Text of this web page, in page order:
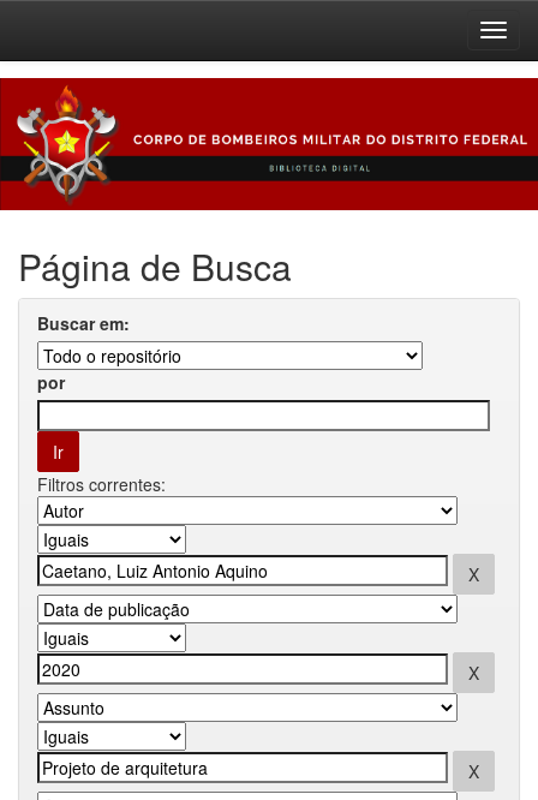
navigation
Página de Busca
Buscar em:
por
Filtros correntes: